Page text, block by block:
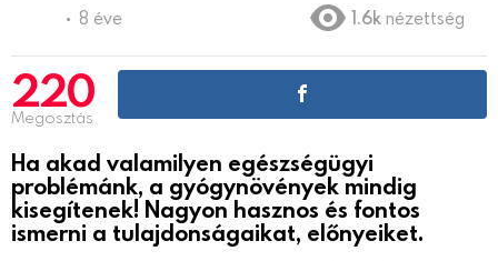
8 éve 1.6k nézettség
220
Megosztás
Ha akad valamilyen egészségügyi
problémánk, a gyógynövények mindig
kisegítenek! Nagyon hasznos és fontos
ismerni a tulajdonságaikat, előnyeiket.